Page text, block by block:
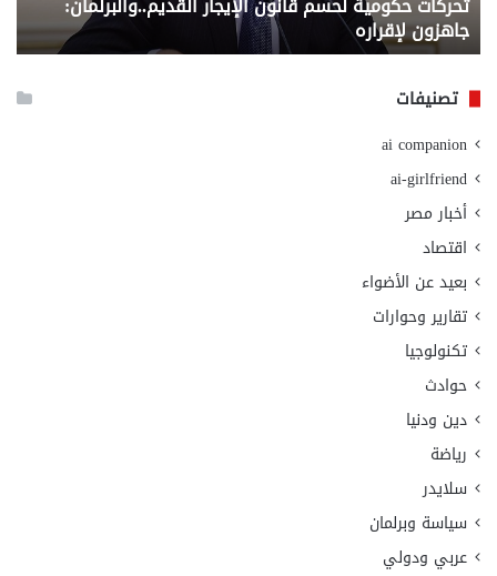
جاهزون لإقراره
تصنيفات
ai companion
ai-girlfriend
أخبار مصر
اقتصاد
بعيد عن الأضواء
تقارير وحوارات
تكنولوجيا
حوادث
دين ودنيا
رياضة
سلايدر
سياسة وبرلمان
عربي ودولي